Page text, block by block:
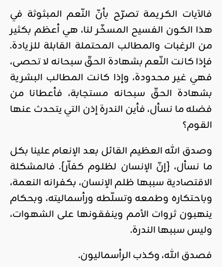
فالآيات الكريمة تصرّح بأنّ النّعم المبثوثة في
هذا الكون الفسيح المسخّر لنا، هي أعظم بكثير
من الرغبات والمطالب المحتملة القابلة للزيادة.
فإذا كانت النّعم بشهادة الحقّ سبحانه لا تحصى،
فهي غير محدودة، وإذا كانت المطالب البشرية
بشهادة الحقّ سبحانه مستجابة، فأعطانا من
فضله ما نسأل، فأين الندرة إذن التي يتحدث عنها
القوم؟
وصدق الله العظيم القائل بعد الإنعام علينا بكل
ما نسأل، {إنّ الإنسان لظلوم كفاّر}. فالمشكلة
الاقتصادية سببها ظلم الإنسان، بكفرانه النعمة،
وباحتكاره وطمعه وتسلّطه ورأسماليته، وبحكام
ينهبون ثروات الأمم وينفقونها على الشهوات،
وليس سببها الندرة.
فصدق الله، وكذب الرأسماليون.